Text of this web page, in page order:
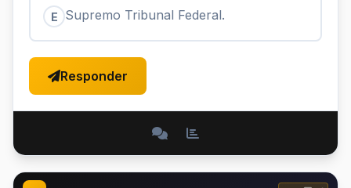
E Supremo Tribunal Federal.
Responder